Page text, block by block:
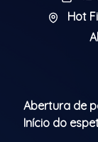
Hot
Abertura de
Início do